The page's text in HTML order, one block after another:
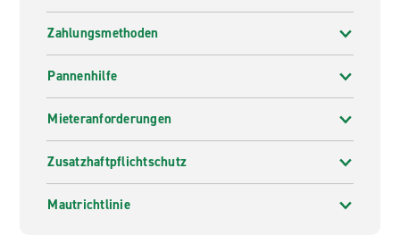
Zahlungsmethoden
Pannenhilfe
Mieteranforderungen
Zusatzhaftpflichtschutz
Mautrichtlinie